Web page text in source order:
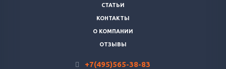
СТАТЬИ
КОНТАКТЫ
О КОМПАНИИ
ОТЗЫВЫ
+7(495)565-38-83